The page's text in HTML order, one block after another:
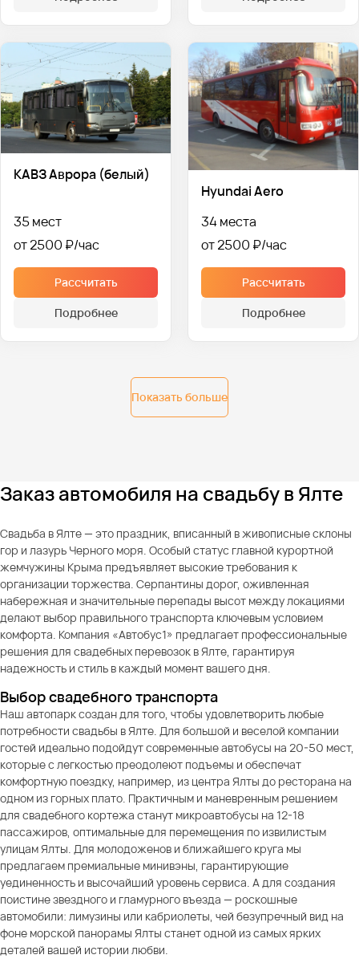
КАВЗ Аврора (белый)
35 мест
от 2500 ₽
Рассчитать
Подробнее
Hyundai Aero
34 места
от 2500 ₽
Рассчитать
Подробнее
Показать больше
Заказ автомобиля на свадьбу в Ялте
Свадьба в Ялте — это праздник, вписанный в живописные склоны
гор и лазурь Черного моря. Особый статус главной курортной
жемчужины Крыма предъявляет высокие требования к
организации торжества. Серпантины дорог, оживленная
набережная и значительные перепады высот между локациями
делают выбор правильного транспорта ключевым условием
комфорта. Компания «Автобус1» предлагает профессиональные
решения для свадебных перевозок в Ялте, гарантируя
надежность и стиль в каждый момент вашего дня.
Выбор свадебного транспорта
Наш автопарк создан для того, чтобы удовлетворить любые
потребности свадьбы в Ялте. Для большой и веселой компании
гостей идеально подойдут современные автобусы на 20-50 мест,
которые с легкостью преодолеют подъемы и обеспечат
комфортную поездку, например, из центра Ялты до ресторана на
одном из горных плато. Практичным и маневренным решением
для свадебного кортежа станут микроавтобусы на 12-18
пассажиров, оптимальные для перемещения по извилистым
улицам Ялты. Для молодоженов и ближайшего круга мы
предлагаем премиальные минивэны, гарантирующие
уединенность и высочайший уровень сервиса. А для создания
поистине звездного и гламурного въезда — роскошные
автомобили: лимузины или кабриолеты, чей безупречный вид на
фоне морской панорамы Ялты станет одной из самых ярких
деталей вашей истории любви.